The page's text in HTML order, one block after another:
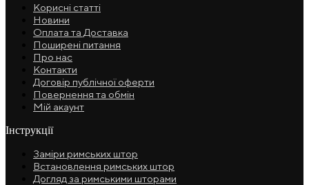
Корисні статті
Новини
Оплата та Доставка
Поширені питання
Про нас
Контакти
Договір публічної оферти
Повернення та обмін
Мій акаунт
Інструкції
Заміри римських штор
Встановлення римських штор
Догляд за римськими шторами